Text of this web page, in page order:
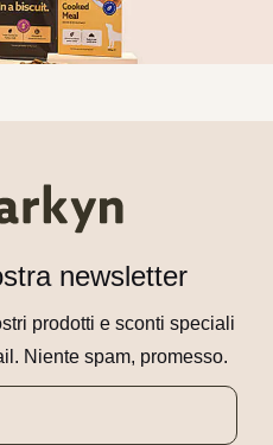
newsletter
prodotti e sconti speciali
Niente spam, promesso.